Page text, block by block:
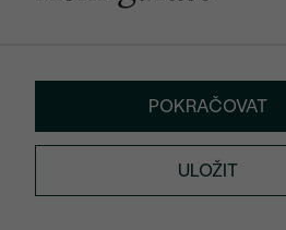
POKRAČOVAT
ULOŽIT
od 30 380 Kč